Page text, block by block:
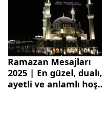
Ramazan Mesajları
2025 | En güzel, dualı,
ayetli ve anlamlı hoş